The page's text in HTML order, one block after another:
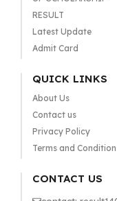
RESULT
Latest Update
Admit Card
QUICK LINKS
About Us
Contact us
Privacy Policy
Terms and
CONTACT US